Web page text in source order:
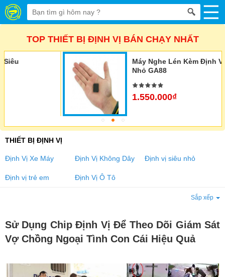
TOP THIẾT BỊ ĐỊNH VỊ BÁN CHẠY NHẤT
Máy Nghe Lén Kèm Định Vị Siêu
Nhỏ GA88
1.550.000₫
THIẾT BỊ ĐỊNH VỊ
Định Vị Xe Máy Định Vị Không Dây Định vị siêu nhỏ
Định vị trẻ em Định Vị Ô Tô
Sắp xếp
Sử Dụng Chip Định Vị Để Theo Dõi Giám Sát
Vợ Chồng Ngoại Tình Con Cái Hiệu Quả